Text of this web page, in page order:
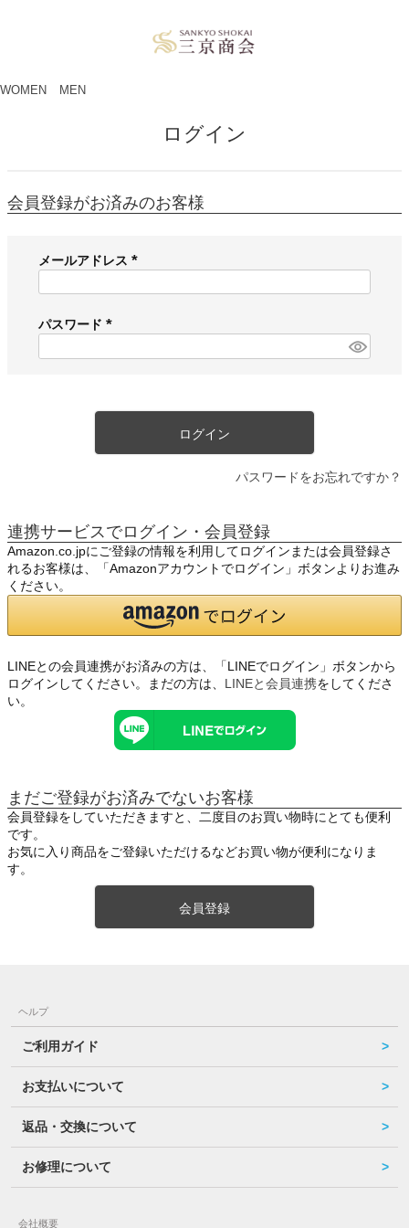
WOMEN MEN
ログイン
会員登録がお済みのお客様
メールアドレス
必
)
パスワード
必
ログイン
パスワードをお忘れですか？
連携サービスでログイン・会員登録
Amazon.co.jpにご登録の情報を利用してログインまたは会員登録さ
れるお客様は、「Amazonアカウントでログイン」ボタンよりお進み
ください。
LINEとの会員連携がお済みの方は、「LINEでログイン」ボタンから
ログインしてください。まだの方は、 LINEと会員連携をしてくださ
い。
まだご登録がお済みでないお客様
会員登録をしていただきますと、二度目のお買い物時にとても便利
です。
お気に入り商品をご登録いただけるなどお買い物が便利になりま
す。
会員登録
ヘルプ
ご利用ガイド
お支払いについて
返品・交換について
お修理について
会社概要